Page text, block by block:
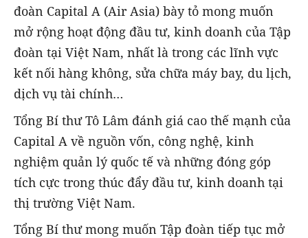
đoàn Capital A (Air Asia) bày tỏ mong muốn
mở rộng hoạt động đầu tư, kinh doanh của Tập
đoàn tại Việt Nam, nhất là trong các lĩnh vực
kết nối hàng không, sửa chữa máy bay, du lịch,
dịch vụ tài chính…
Tổng Bí thư Tô Lâm đánh giá cao thế mạnh của
Capital A về nguồn vốn, công nghệ, kinh
nghiệm quản lý quốc tế và những đóng góp
tích cực trong thúc đẩy đầu tư, kinh doanh tại
thị trường Việt Nam.
Tổng Bí thư mong muốn Tập đoàn tiếp tục mở